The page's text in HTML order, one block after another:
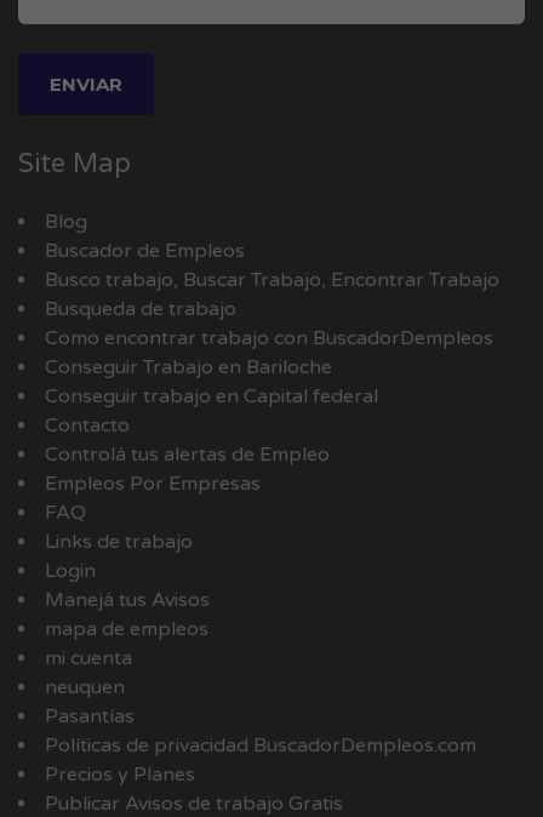
Site Map
Blog
Buscador de Empleos
Busco trabajo, Buscar Trabajo, Encontrar Trabajo
Busqueda de trabajo
Como encontrar trabajo con BuscadorDempleos
Conseguir Trabajo en Bariloche
Conseguir trabajo en Capital federal
Contacto
Controlá tus alertas de Empleo
Empleos Por Empresas
FAQ
Links de trabajo
Login
Manejá tus Avisos
mapa de empleos
mi cuenta
neuquen
Pasantías
Políticas de privacidad BuscadorDempleos.com
Precios y Planes
Publicar Avisos de trabajo Gratis